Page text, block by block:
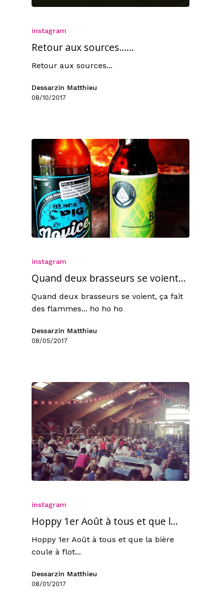
instagram
Retour aux sources……
Retour aux sources...
Dessarzin Matthieu
08/10/2017
instagram
Quand deux brasseurs se voient…
Quand deux brasseurs se voient, ça fait
des flammes... ho ho ho
Dessarzin Matthieu
08/05/2017
instagram
Hoppy 1er Août à tous et que l…
Hoppy 1er Août à tous et que la bière
coule à flot...
Dessarzin Matthieu
08/01/2017